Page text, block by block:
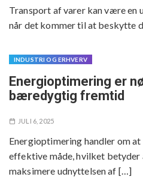
Transport af varer kan være en
når det kommer til at beskytte
INDUSTRI OG ERHVERV
Energioptimering er
bæredygtig fremtid
JULI 6, 2025
Energioptimering handler om
effektive måde, hvilket betyder
maksimere udnyttelsen af […]